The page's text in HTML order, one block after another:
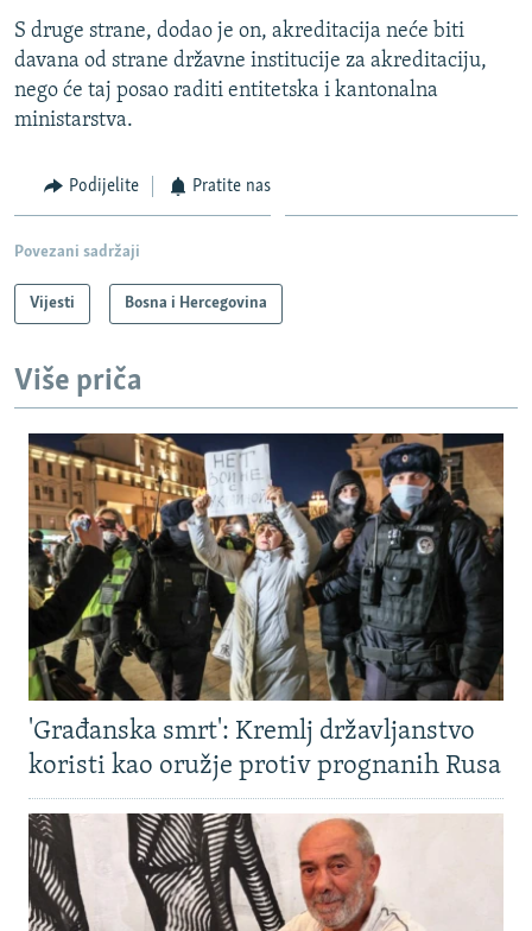
S druge strane, dodao je on, akreditacija neće biti
davana od strane državne institucije za akreditaciju,
nego će taj posao raditi entitetska i kantonalna
ministarstva.
Podijelite Pratite nas
Povezani sadržaji
Vijesti Bosna i Hercegovina
Više priča
'Građanska smrt': Kremlj državljanstvo
koristi kao oružje protiv prognanih Rusa